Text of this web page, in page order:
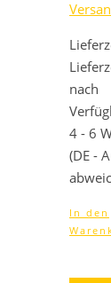
nach
4 - 6
(DE -
In den